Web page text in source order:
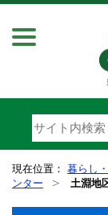
現在位置： 暮らし
ンター
土淵地